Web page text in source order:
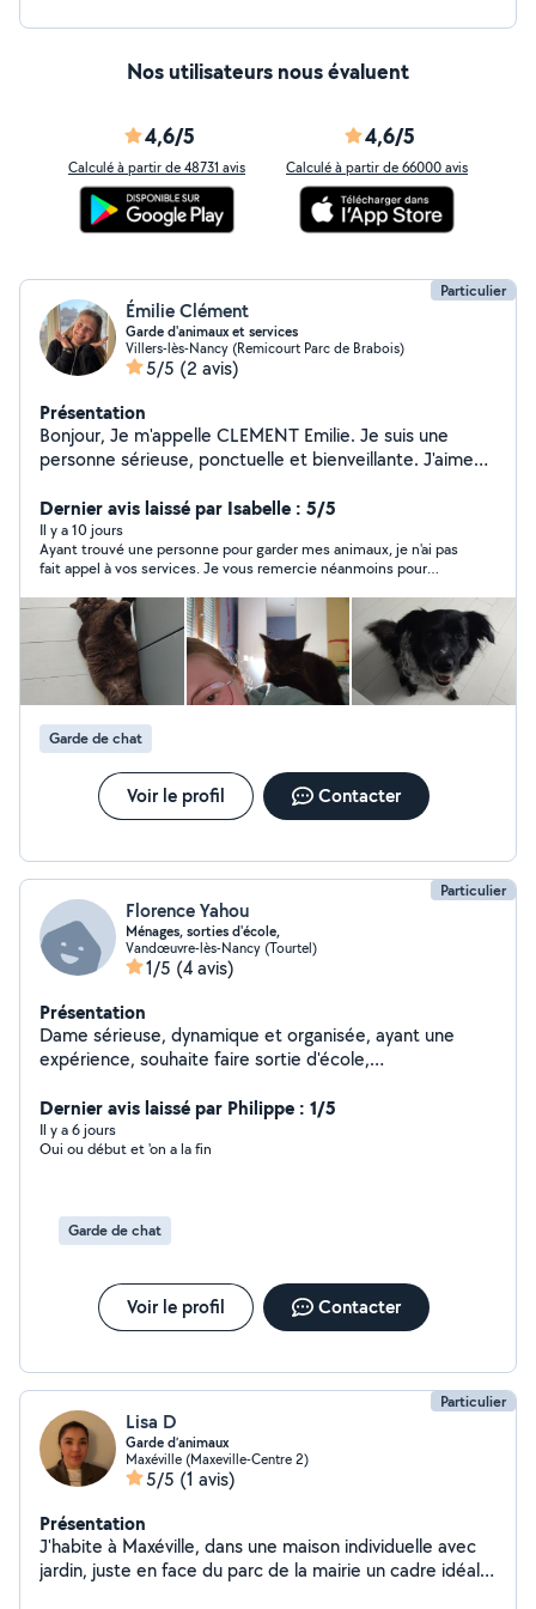
vous en avez besoin, j'ai un véhicule et peux me
Nos utilisateurs nous évaluent
4,6/5
Calculé à partir de 48731 avis
4,6/5
Calculé à partir de 66000 avis
Particulier
Émilie Clément
Garde d'animaux et services
Villers-lès-Nancy (Remicourt Parc de Brabois)
5/5 (2 avis)
Présentation
Bonjour, Je m'appelle CLEMENT Emilie. Je suis une
personne sérieuse, ponctuelle et bienveillante. J'aime
services notamment pour la garde d'animaux et l'aide à
la personne, mais je reste ouverte à d'autres demandes
selon vos besoins. N'hésitez pas à me contacter.
Dernier avis laissé par Isabelle : 5/5
Il y a 10 jours
Ayant trouvé une personne pour garder mes animaux, je n'ai pas
fait appel à vos services. Je vous remercie néanmoins pour
Garde de chat
Voir le profil Contacter
Particulier
Florence Yahou
Ménages, sorties d'école,
Vandœuvre-lès-Nancy (Tourtel)
1/5 (4 avis)
Présentation
Dame sérieuse, dynamique et organisée, ayant une
expérience, souhaite faire sortie d'école,
domicile et secrétariat.
Dernier avis laissé par Philippe : 1/5
Il y a 6 jours
Oui ou début et 'on a la fin
Garde de chat
Voir le profil Contacter
Particulier
Lisa D
Garde d’animaux
Maxéville (Maxeville-Centre 2)
5/5 (1 avis)
Présentation
J'habite à Maxéville, dans une maison individuelle avec
jardin, juste en face du parc de la mairie un cadre idéal